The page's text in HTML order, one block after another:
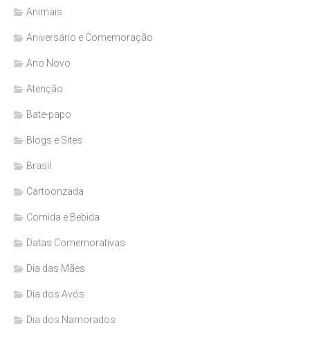
Animais
Aniversário e Comemoração
Ano Novo
Atenção
Bate-papo
Blogs e Sites
Brasil
Cartoonzada
Comida e Bebida
Datas Comemorativas
Dia das Mães
Dia dos Avós
Dia dos Namorados